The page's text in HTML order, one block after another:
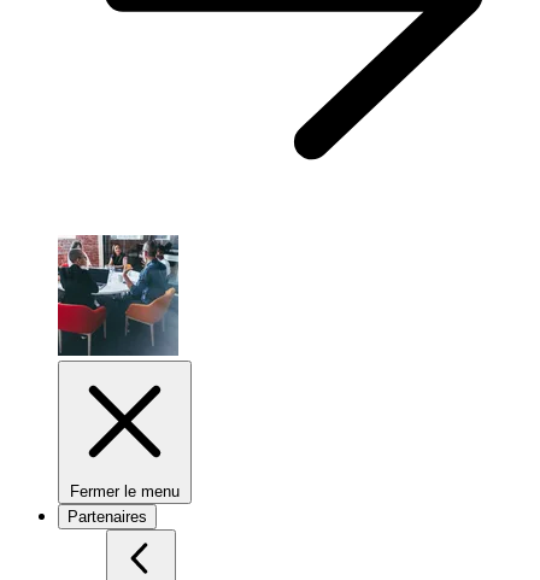
Fermer le menu
Partenaires